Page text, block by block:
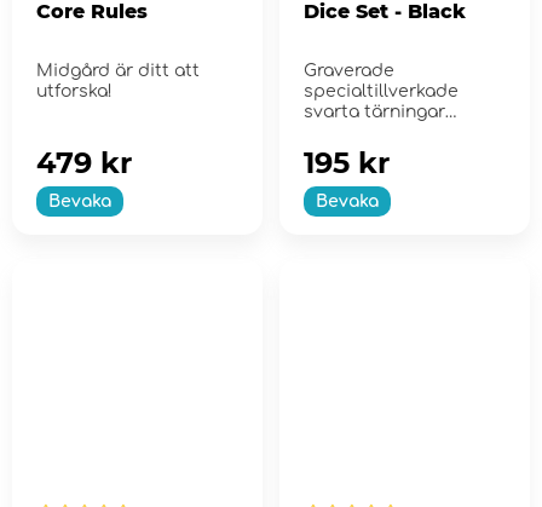
Core Rules
Midgård är ditt att
utforska!
Bevaka
479 kr
Dice Set - Black
Graverade
specialtillverkade
svarta tärningar
Ring rollspelet.
Bevaka
195 kr